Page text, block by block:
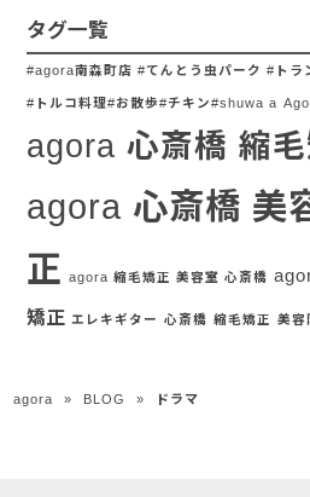
タグ一覧
#agora南森町店 #てんとう虫パーク #トラ
#トルコ料理#お散歩#チキン#shuwa a
agora 心斎橋 縮
agora 心斎橋 美
正 agora 縮毛矯正 美容室 心斎橋
矯正 エレキギター 心斎橋 縮毛矯正 美容
agora » BLOG » ドラマ